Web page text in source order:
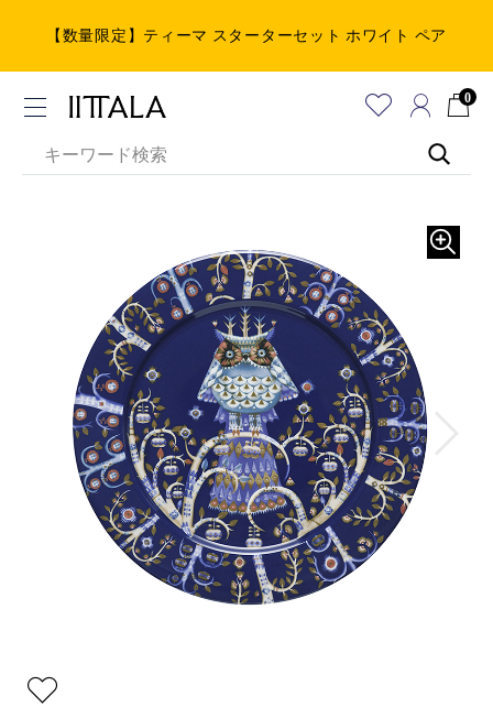
【数量限定】ティーマ スターターセット ホワイト ペア
0